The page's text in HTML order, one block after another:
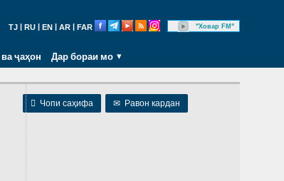
TJ RU EN AR FAR "Ховар FM"
ҷаҳон Дар бораи мо
 Чопи саҳифа ✉ Равон кардан